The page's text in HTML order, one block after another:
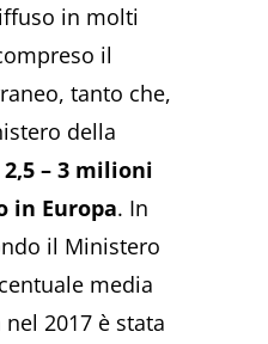
in molti
il
tanto che,
della
– 3 milioni
in Europa. In
il Ministero
media
2017 è stata